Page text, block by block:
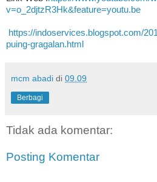
v=o_2djtzR3Hk&feature=youtu.be
https://indoservices.blogspot.com/
puing-gragalan.html
mcm abadi di 09.09
Berbagi
Tidak ada komentar:
Posting Komentar